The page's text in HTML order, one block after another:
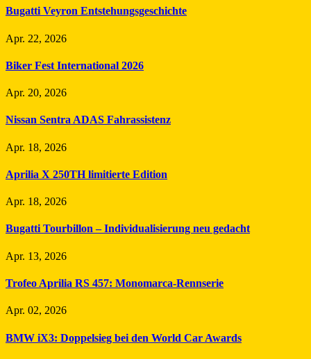
Bugatti Veyron Entstehungsgeschichte
Apr. 22, 2026
Biker Fest International 2026
Apr. 20, 2026
Nissan Sentra ADAS Fahrassistenz
Apr. 18, 2026
Aprilia X 250TH limitierte Edition
Apr. 18, 2026
Bugatti Tourbillon – Individualisierung neu gedacht
Apr. 13, 2026
Trofeo Aprilia RS 457: Monomarca-Rennserie
Apr. 02, 2026
BMW iX3: Doppelsieg bei den World Car Awards